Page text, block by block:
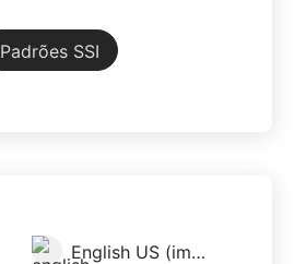
Padrões SSI
English US (imperial)